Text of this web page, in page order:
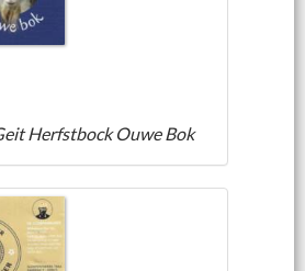
Herfstbock Ouwe Bok